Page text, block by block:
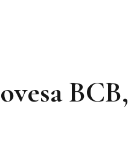
BCB,